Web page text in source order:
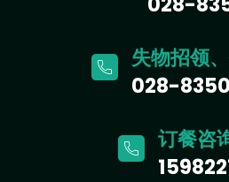
失物招领
028-
订餐咨